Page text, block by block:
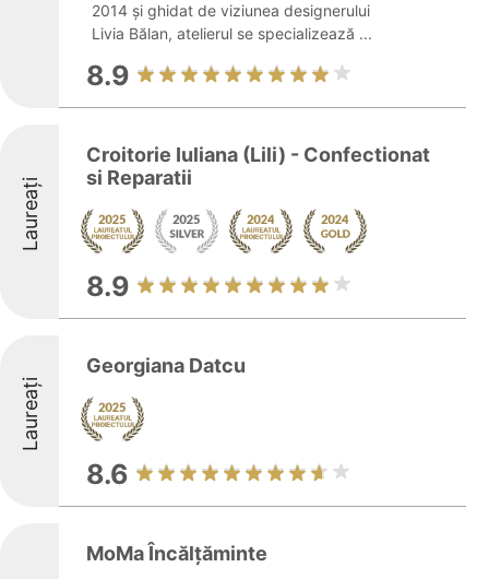
2014 și ghidat de viziunea designerului
Livia Bălan, atelierul se specializează ...
8.9
Laureați
Croitorie Iuliana (Lili) - Confectionat
si Reparatii
8.9
Laureați
Georgiana Datcu
8.6
MoMa Încălțăminte